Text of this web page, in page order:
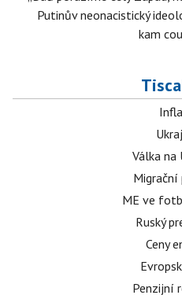
Putinův neonacistický
kam
Válka na
ME ve
Ruský
Ceny
Penzijní